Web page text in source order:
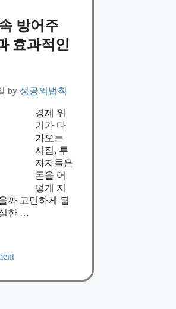
방어주
효과적인
by 성공의법칙
경제 위
기가 다
가오는
시점, 투
자자들은
돈을 어
떻게 지
까 고민하게 됩
한 …